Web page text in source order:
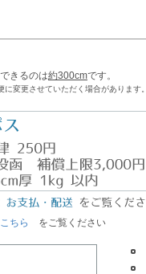
きるのは約300cmです。
変更させていただく場合があります。
こちら をご覧ください